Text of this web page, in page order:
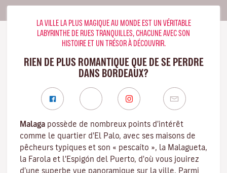
LA VILLE LA PLUS MAGIQUE AU MONDE EST UN VÉRITABLE
LABYRINTHE DE RUES TRANQUILLES, CHACUNE AVEC SON
HISTOIRE ET UN TRÉSOR À DÉCOUVRIR.
RIEN DE PLUS ROMANTIQUE QUE DE SE PERDRE
DANS BORDEAUX?
Malaga possède de nombreux points d'intérêt
comme le quartier d'El Palo, avec ses maisons de
pêcheurs typiques et son « pescaíto », la Malagueta,
la Farola et l'Espigón del Puerto, d'où vous jouirez
d'une superbe vue panoramique sur la ville. Parmi